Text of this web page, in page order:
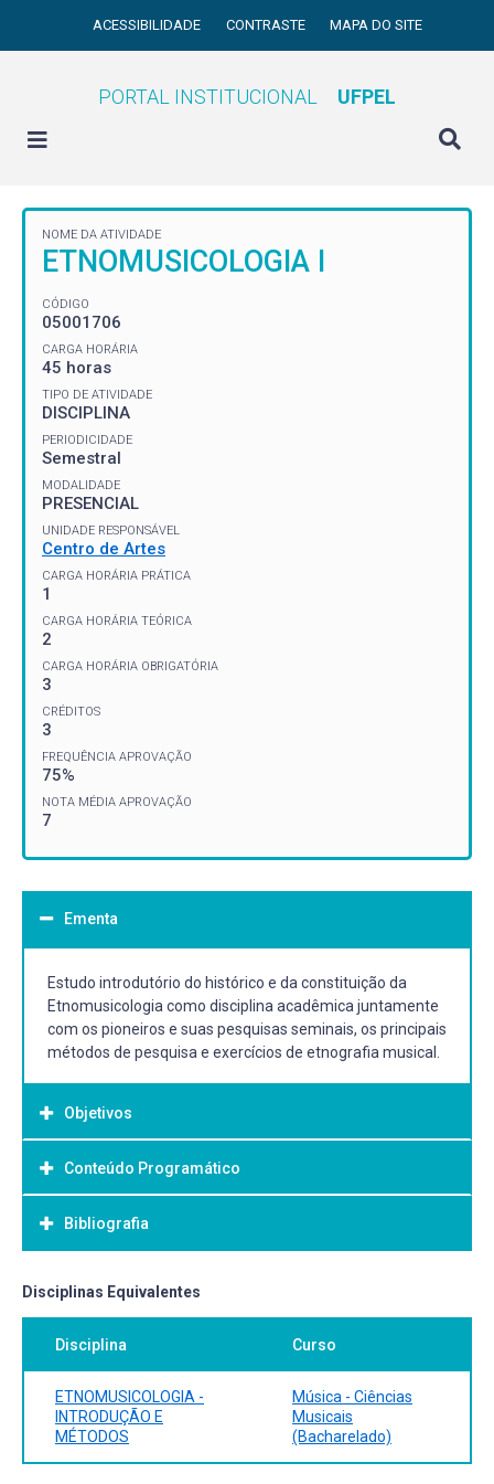
ACESSIBILIDADE CONTRASTE MAPA DO SITE
PORTAL INSTITUCIONAL UFPEL
NOME DA ATIVIDADE
ETNOMUSICOLOGIA I
CÓDIGO
05001706
CARGA HORÁRIA
45 horas
TIPO DE ATIVIDADE
DISCIPLINA
PERIODICIDADE
Semestral
MODALIDADE
PRESENCIAL
UNIDADE RESPONSÁVEL
Centro de Artes
CARGA HORÁRIA PRÁTICA
1
CARGA HORÁRIA TEÓRICA
2
CARGA HORÁRIA OBRIGATÓRIA
3
CRÉDITOS
3
FREQUÊNCIA APROVAÇÃO
75%
NOTA MÉDIA APROVAÇÃO
7
Ementa
Estudo introdutório do histórico e da constituição da
Etnomusicologia como disciplina acadêmica juntamente
com os pioneiros e suas pesquisas seminais, os principais
métodos de pesquisa e exercícios de etnografia musical.
Objetivos
Objetivo Geral:
A partir do histórico da Etnomusicologia e de sua
constituição, compreender a formação do campo de
Analisar e discutir as primeiras pesquisas
etnomusicológicas e seus formuladores.
pela disciplina.
Realizar exercício etnográfico sobre práticas musicais em
contextos diversos da região.
Conteúdo Programático
Bibliografia
Bibliografia Básica:
BOAS, Franz. Antropologia Cultural. Rio de Janeiro: Jorge
Zahar, 2004.
KERMAN, Joseph. Musicologia. São Paulo: Martins Fontes,
1987.
RAÍZES musicais do Brasil. Catálogo de textos. Rio de
Janeiro: SESC, 2005.
Disciplinas Equivalentes
Disciplina Curso
ETNOMUSICOLOGIA -
INTRODUÇÃO E
MÉTODOS
Música - Ciências
Musicais
(Bacharelado)